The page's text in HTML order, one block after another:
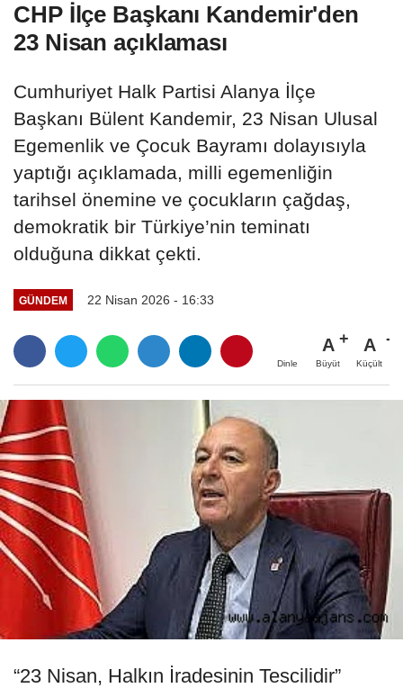
CHP İlçe Başkanı Kandemir'den
23 Nisan açıklaması
Cumhuriyet Halk Partisi Alanya İlçe
Başkanı Bülent Kandemir, 23 Nisan Ulusal
Egemenlik ve Çocuk Bayramı dolayısıyla
yaptığı açıklamada, milli egemenliğin
tarihsel önemine ve çocukların çağdaş,
demokratik bir Türkiye’nin teminatı
olduğuna dikkat çekti.
GÜNDEM 22 Nisan 2026 - 16:33
Dinle
A
Büyüt
A
Küçült
“23 Nisan, Halkın İradesinin Tescilidir”